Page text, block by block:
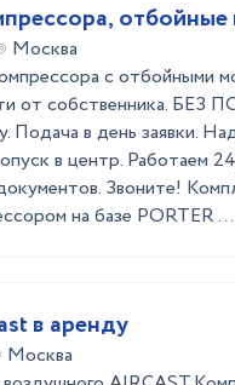
Москва
с отбойными
от собственника.
Подача в день заявки.
в центр. Работаем
Звоните!
на базе PORTER ...
в аренду
Москва